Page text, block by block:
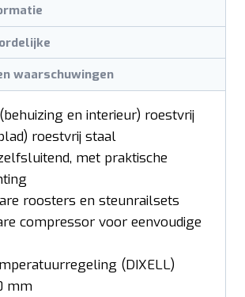
waarschuwingen
en interieur) roestvrij
roestvrij staal
met praktische
roosters en steunrailsets
compressor voor eenvoudige
(DIXELL)
mm